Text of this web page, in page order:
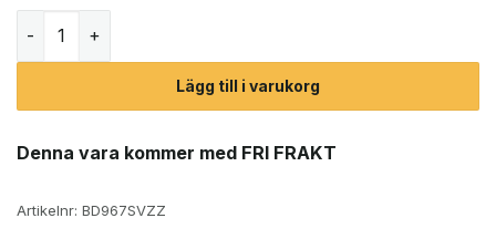
Lägg till i varukorg
Denna vara kommer med FRI FRAKT
Artikelnr: BD967SVZZ